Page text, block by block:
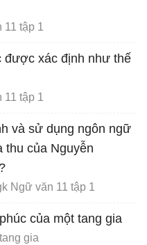
11 tập 1
được xác định như thế
11 tập 1
và sử dụng ngôn ngữ
thu của Nguyễn
Ngữ văn 11 tập 1
của một tang gia
gia